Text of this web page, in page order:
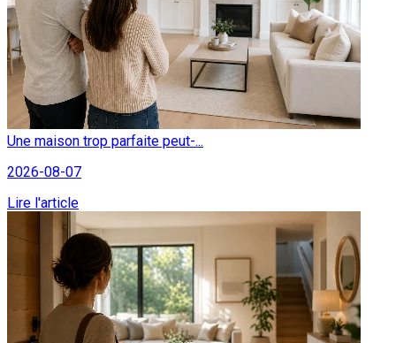
Une maison trop parfaite peut-...
2026-08-07
Lire l'article